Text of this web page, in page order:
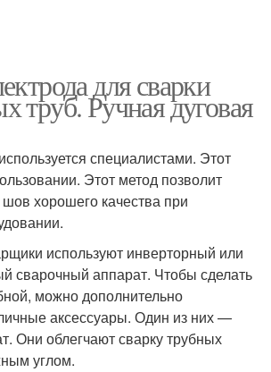
для сварки
труб. Ручная дуговая
специалистами. Этот
Этот метод позволит
хорошего качества при
используют инверторный или
сварочный аппарат. Чтобы сделать
можно дополнительно
аксессуары. Один из них —
Они облегчают сварку трубных
углом.